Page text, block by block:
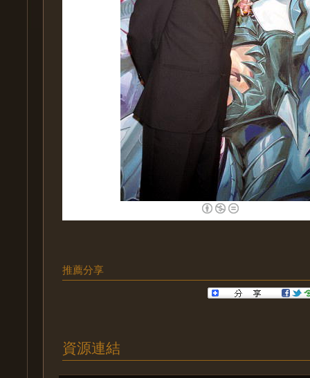
推薦分享
資源連結